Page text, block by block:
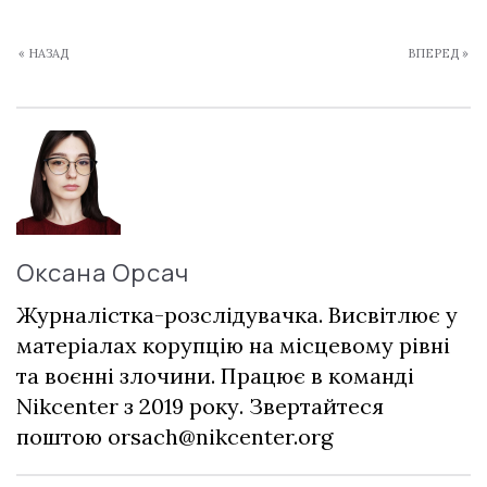
« НАЗАД ВПЕРЕД »
Оксана Орсач
Журналістка-розслідувачка. Висвітлює у
матеріалах корупцію на місцевому рівні
та воєнні злочини. Працює в команді
Nikcenter з 2019 року. Звертайтеся
поштою orsach@nikcenter.org